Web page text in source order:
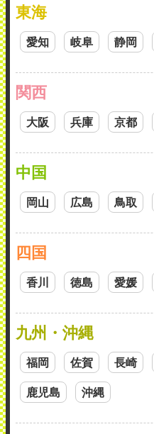
東海
愛知 岐阜 静岡
関西
大阪 兵庫 京都
中国
岡山 広島 鳥取
四国
香川 徳島 愛媛
九州・沖縄
福岡 佐賀 長崎
鹿児島 沖縄